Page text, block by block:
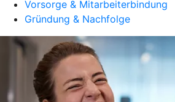
Vorsorge & Mitarbeiterbindung
Gründung & Nachfolge